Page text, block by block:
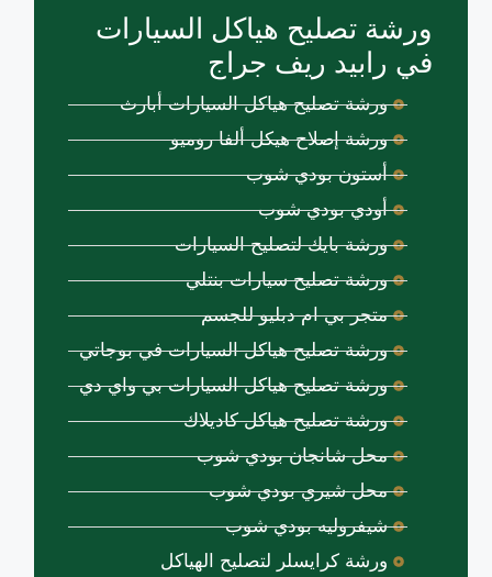
ورشة تصليح هياكل السيارات
في رابيد ريف جراج
ورشة تصليح هياكل السيارات أبارث
ورشة إصلاح هيكل ألفا روميو
أستون بودي شوب
أودي بودي شوب
ورشة بايك لتصليح السيارات
ورشة تصليح سيارات بنتلي
متجر بي ام دبليو للجسم
ورشة تصليح هياكل السيارات في بوجاتي
ورشة تصليح هياكل السيارات بي واي دي
ورشة تصليح هياكل كاديلاك
محل شانجان بودي شوب
محل شيري بودي شوب
شيفروليه بودي شوب
ورشة كرايسلر لتصليح الهياكل